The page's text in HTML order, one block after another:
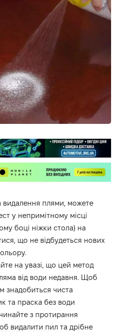
видалення плями, можете
у непримітному місці
боці ніжки стола) на
що не відбудеться нових
на увазі, що цей метод
від води недавня. Щоб
знадобиться чиста
та праска без води
з протирання
видалити пил та дрібне